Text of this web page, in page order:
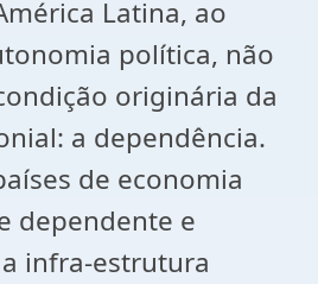
Latina, ao
política, não
originária da
a dependência.
de economia
dependente e
infra-estrutura